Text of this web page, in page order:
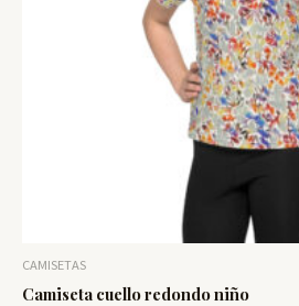
CAMISETAS
Camiseta cuello redondo niño